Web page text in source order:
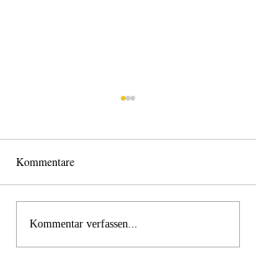
Alles was möglich ist?
Kommentare
Kommentar verfassen...